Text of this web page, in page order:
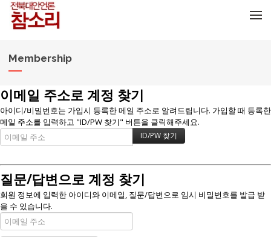
Membership
이메일 주소로 계정 찾기
아이디/비밀번호는 가입시 등록한 메일 주소로 알려드립니다. 가입할 때 등록한
메일 주소를 입력하고 "ID/PW 찾기" 버튼을 클릭해주세요.
질문/답변으로 계정 찾기
회원 정보에 입력한 아이디와 이메일, 질문/답변으로 임시 비밀번호를 발급 받
을 수 있습니다.